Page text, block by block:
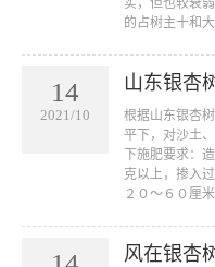
实，但也较衰
的占树主十和
14
2021/10
山东银杏
根据山东银杏
平下，对沙土
下施肥要求：
克以上，掺入
２０～６０厘
风在银杏